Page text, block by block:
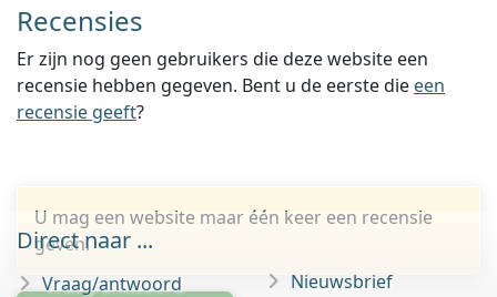
Recensies
Er zijn nog geen gebruikers die deze website een
recensie hebben gegeven. Bent u de eerste die een
recensie geeft?
U mag een website maar één keer een recensie
geven.
Direct naar ...
Vraag/antwoord
Nieuwsbrief